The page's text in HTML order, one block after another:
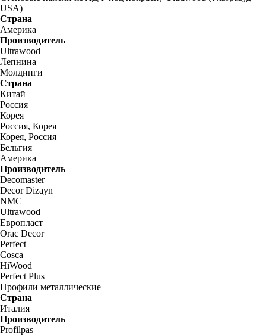
USA)
Страна
Америка
Производитель
Ultrawood
Лепнина
Молдинги
Страна
Китай
Россия
Корея
Россия, Корея
Корея, Россия
Бельгия
Америка
Производитель
Decomaster
Decor Dizayn
NMC
Ultrawood
Европласт
Orac Decor
Perfect
Cosca
HiWood
Perfect Plus
Профили металлические
Страна
Италия
Производитель
Profilpas